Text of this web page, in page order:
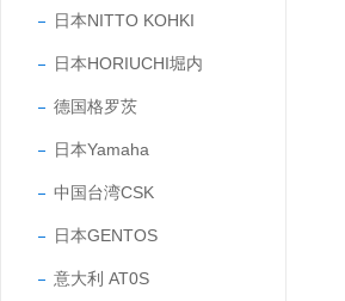
日本NITTO KOHKI
日本HORIUCHI堀内
德国格罗茨
日本Yamaha
中国台湾CSK
日本GENTOS
意大利 AT0S